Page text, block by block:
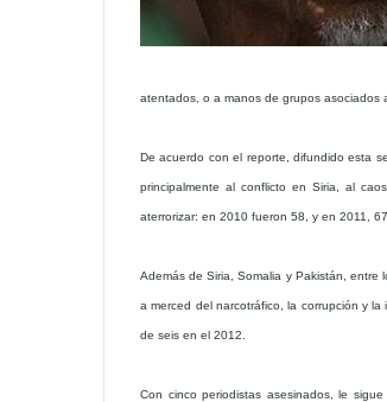
atentados, o a manos de grupos asociados
De acuerdo con el reporte, difundido esta
principalmente al conflicto en Siria, al
aterrorizar: en 2010 fueron 58, y en 2011, 67.
Además de Siria, Somalia y Pakistán,
a merced del narcotráfico, la corrupción y
de seis en el 2012.
Con cinco periodistas asesinados, le